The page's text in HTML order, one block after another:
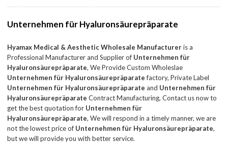
Unternehmen für Hyaluronsäurepräparate
Hyamax Medical & Aesthetic Wholesale Manufactureris a
Professional Manufacturer and Supplier of Unternehmen für
Hyaluronsäurepräparate, We Provide Custom Wholeslae
Unternehmen für Hyaluronsäurepräparatefactory, Private Label
Unternehmen für Hyaluronsäurepräparate and Unternehmen für
Hyaluronsäurepräparate Contract Manufacturing, Contact us now to
get the best quotation for Unternehmen für
Hyaluronsäurepräparate, We will respond in a timely manner, we are
not the lowest price of Unternehmen für Hyaluronsäurepräparate,
but we will provide you with better service.